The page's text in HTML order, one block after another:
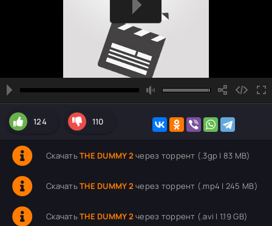
124 110
СкачатьTHE DUMMY 2 через торрент (.3gp | 83 MB)
СкачатьTHE DUMMY 2 через торрент (.mp4 | 245 MB)
СкачатьTHE DUMMY 2 через торрент (.avi | 1.19 GB)